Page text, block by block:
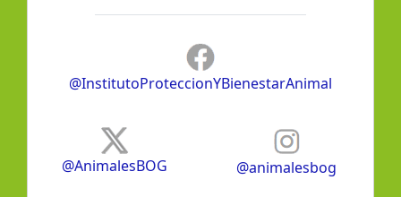
@InstitutoProteccionYBienestarAnimal
@AnimalesBOG @animalesbog